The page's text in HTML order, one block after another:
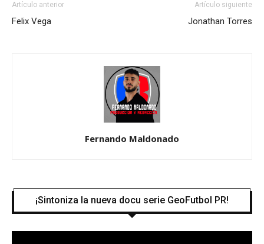
Artículo anterior
Felix Vega
Artículo siguiente
Jonathan Torres
Fernando Maldonado
¡Sintoniza la nueva docu serie GeoFutbol PR!